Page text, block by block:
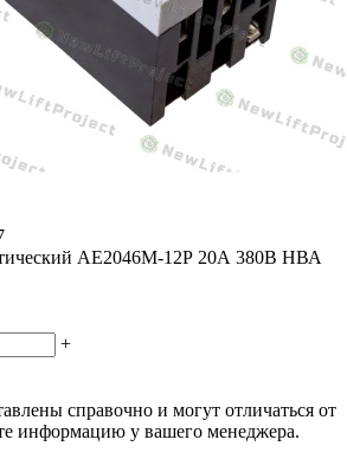
АЕ2046М-12Р 20А 380В НВА
+
справочно и могут отличаться от
информацию у вашего менеджера.